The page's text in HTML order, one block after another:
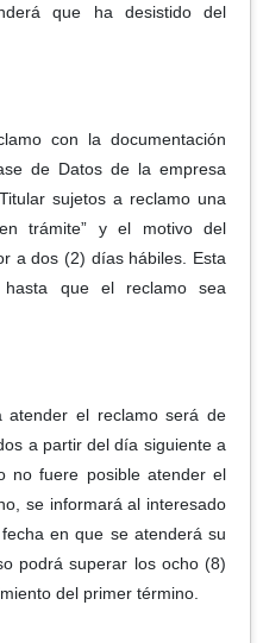
que ha desistido del
con la documentación
de Datos de la empresa
sujetos a reclamo una
trámite” y el motivo del
a dos (2) días hábiles. Esta
hasta que el reclamo sea
atender el reclamo será de
a partir del día siguiente a
no fuere posible atender el
se informará al interesado
en que se atenderá su
podrá superar los ocho (8)
del primer término.